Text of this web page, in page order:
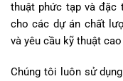
thuật phức tạp và đặc
cho các dự án chất
và yêu cầu kỹ thuật
Chúng tôi luôn sử